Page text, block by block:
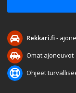
Rekkari.fi-
Omat ajoneuvot
Ohjeet